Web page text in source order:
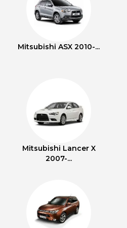
Mitsubishi ASX 2010-...
Mitsubishi Lancer X
2007-...